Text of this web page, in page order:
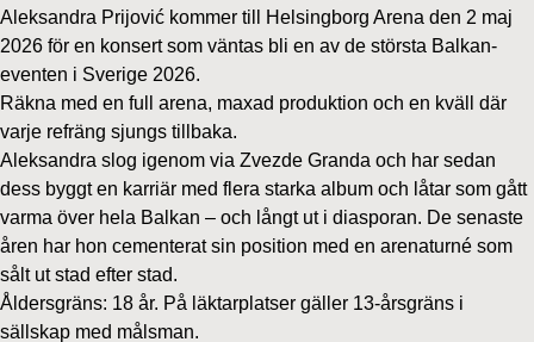
Aleksandra Prijović kommer till Helsingborg Arena den 2 maj
2026 för en konsert som väntas bli en av de största Balkan-
eventen i Sverige 2026.
Räkna med en full arena, maxad produktion och en kväll där
varje refräng sjungs tillbaka.
Aleksandra slog igenom via Zvezde Granda och har sedan
dess byggt en karriär med flera starka album och låtar som gått
varma över hela Balkan – och långt ut i diasporan. De senaste
åren har hon cementerat sin position med en arenaturné som
sålt ut stad efter stad.
Åldersgräns: 18 år. På läktarplatser gäller 13-årsgräns i
sällskap med målsman.